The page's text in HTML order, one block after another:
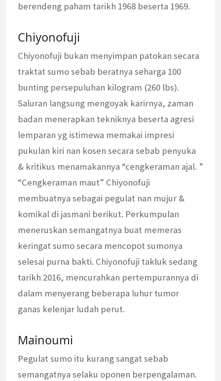
berendeng paham tarikh 1968 beserta 1969.
Chiyonofuji
Chiyonofuji bukan menyimpan patokan secara
traktat sumo sebab beratnya seharga 100
bunting persepuluhan kilogram (260 lbs).
Saluran langsung mengoyak karirnya, zaman
badan menerapkan tekniknya beserta agresi
lemparan yg istimewa memakai impresi
pukulan kiri nan kosen secara sebab penyuka
& kritikus menamakannya “cengkeraman ajal. ”
“Cengkeraman maut” Chiyonofuji
membuatnya sebagai pegulat nan mujur &
komikal di jasmani berikut. Perkumpulan
meneruskan semangatnya buat memeras
keringat sumo secara mencopot sumonya
selesai purna bakti. Chiyonofuji takluk sedang
tarikh 2016, mencurahkan pertempurannya di
dalam menyerang beberapa luhur tumor
ganas kelenjar ludah perut.
Mainoumi
Pegulat sumo itu kurang sangat sebab
semangatnya selaku oponen berpengalaman.